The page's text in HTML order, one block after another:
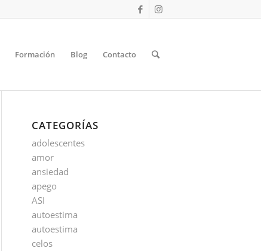
Formación Blog Contacto
CATEGORÍAS
adolescentes
amor
ansiedad
apego
ASI
autoestima
autoestima
celos